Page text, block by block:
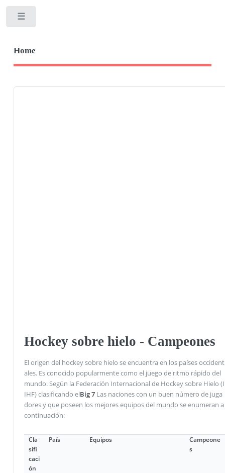
Home
Hockey sobre hielo - Campeones
El origen del hockey sobre hielo se encuentra en los países occident
ales. Es conocido popularmente como el juego de ritmo rápido del
mundo. Según la Federación Internacional de Hockey sobre Hielo (I
IHF) clasificando elBig 7Las naciones con un buen número de juga
dores y que poseen los mejores equipos del mundo se enumeran a
continuación:
Cla
sifi
caci
ón
País Equipos
Campeone
s